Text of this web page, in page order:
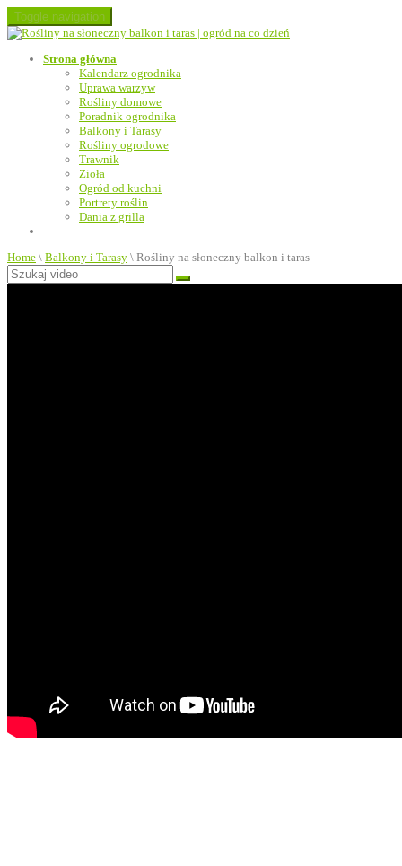
Toggle navigation
Strona główna
Kalendarz ogrodnika
Uprawa warzyw
Rośliny domowe
Poradnik ogrodnika
Balkony i Tarasy
Rośliny ogrodowe
Trawnik
Zioła
Ogród od kuchni
Portrety roślin
Dania z grilla
Home \ Balkony i Tarasy \ Rośliny na słoneczny balkon i taras